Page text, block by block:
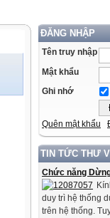
ĐĂNG NHẬP
Tên truy nhập
Mật khẩu
Ghi nhớ
Quên mật khẩu
TIN TỨC THƯ
Chức năng
duy trì hệ thống
trên hệ thống.